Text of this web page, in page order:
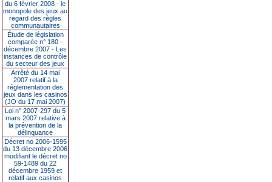
du 6 février 2008 - le
monopole des jeux au
regard des règles
communautaires
Étude de législation
comparée n° 180 -
décembre 2007 - Les
instances de contrôle
du secteur des jeux
Arrêté du 14 mai
2007 relatif à la
réglementation des
jeux dans les casinos
(JO du 17 mai 2007)
Loi n° 2007-297 du 5
mars 2007 relative à
la prévention de la
délinquance
Décret no 2006-1595
du 13 décembre 2006
modifiant le décret no
59-1489 du 22
décembre 1959 et
relatif aux casinos